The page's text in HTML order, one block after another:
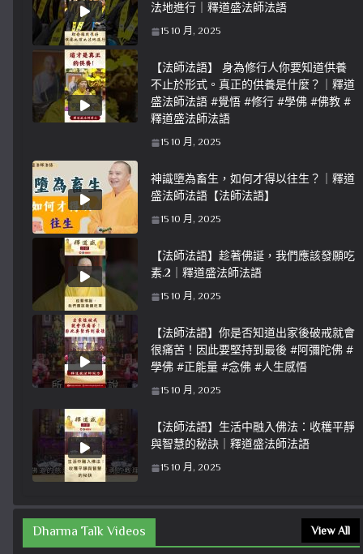
法地進行｜釋道盛法師法語
15 10 月, 2025
【法師法語】 身為修行人你要知道供養
不止於形式。真正的供養是什麼？｜釋道
盛法師法語 #覺悟 #修行 #學佛 #佛教 #
釋道盛法師法語
15 10 月, 2025
神識墮為畜生，如何才得以往生？｜釋道
盛法師法語【法師法語】
15 10 月, 2025
【法師法語】趁著佛誕，我們應該發願吃
素.2｜釋道盛法師法語
15 10 月, 2025
【法師法語】你是否知道出家後破戒就會
很痛苦！因此要堅持到最後 #阿彌陀佛 #
學佛 #正能量 #念佛 #人生感悟
15 10 月, 2025
【法師法語】生活中融入佛法：收穫平靜
與智慧的秘訣｜釋道盛法師法語
15 10 月, 2025
Dharma Talk Videos View All